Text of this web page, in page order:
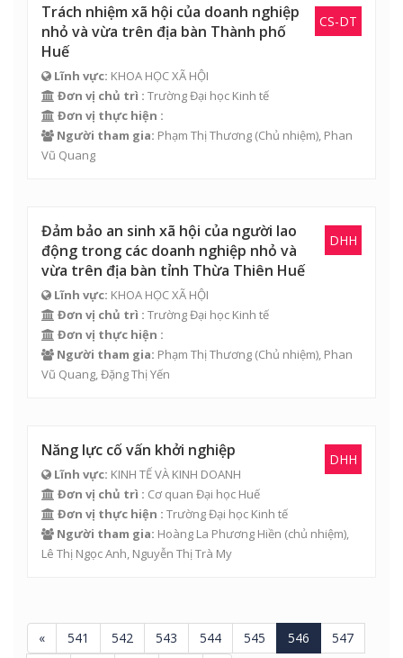
CS-DT
Trách nhiệm xã hội của doanh nghiệp
nhỏ và vừa trên địa bàn Thành phố
Huế
Lĩnh vực: KHOA HỌC XÃ HỘI
Đơn vị chủ trì : Trường Đại học Kinh tế
Đơn vị thực hiện :
Người tham gia: Phạm Thị Thương (Chủ nhiệm), Phan
Vũ Quang
DHH
Đảm bảo an sinh xã hội của người lao
động trong các doanh nghiệp nhỏ và
vừa trên địa bàn tỉnh Thừa Thiên Huế
Lĩnh vực: KHOA HỌC XÃ HỘI
Đơn vị chủ trì : Trường Đại học Kinh tế
Đơn vị thực hiện :
Người tham gia: Phạm Thị Thương (Chủ nhiệm), Phan
Vũ Quang Đặng Thị Yến
DHH
Năng lực cố vấn khởi nghiệp
Lĩnh vực: KINH TẾ VÀ KINH DOANH
Đơn vị chủ trì : Cơ quan Đại học Huế
Đơn vị thực hiện : Trường Đại học Kinh tế
Người tham gia: Hoàng La Phương Hiền (chủ nhiệm),
Lê Thị Ngọc Anh, Nguyễn Thị Trà My
« 541 542 543 544 545 546
547